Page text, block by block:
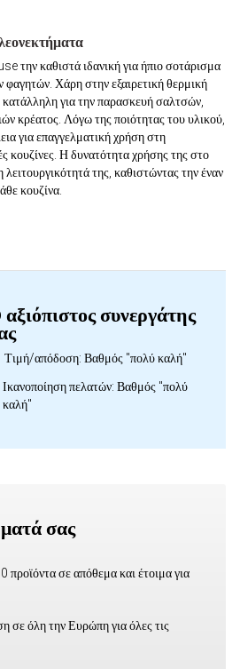
την καθιστά ιδανική για ήπιο σοτάρισμα
Χάρη στην εξαιρετική θερμική
κατάλληλη για την παρασκευή σαλτσών,
κρέατος. Λόγω της ποιότητας του υλικού,
για επαγγελματική χρήση στη
κουζίνες. Η δυνατότητα χρήσης της στο
της, καθιστώντας την έναν
κουζίνα.
συνεργάτης
Τιμή/απόδοση: Βαθμός "πολύ καλή"
Ικανοποίηση πελατών: Βαθμός "πολύ
καλή"
σας
σε απόθεμα και έτοιμα για
σε όλη την Ευρώπη για όλες τις